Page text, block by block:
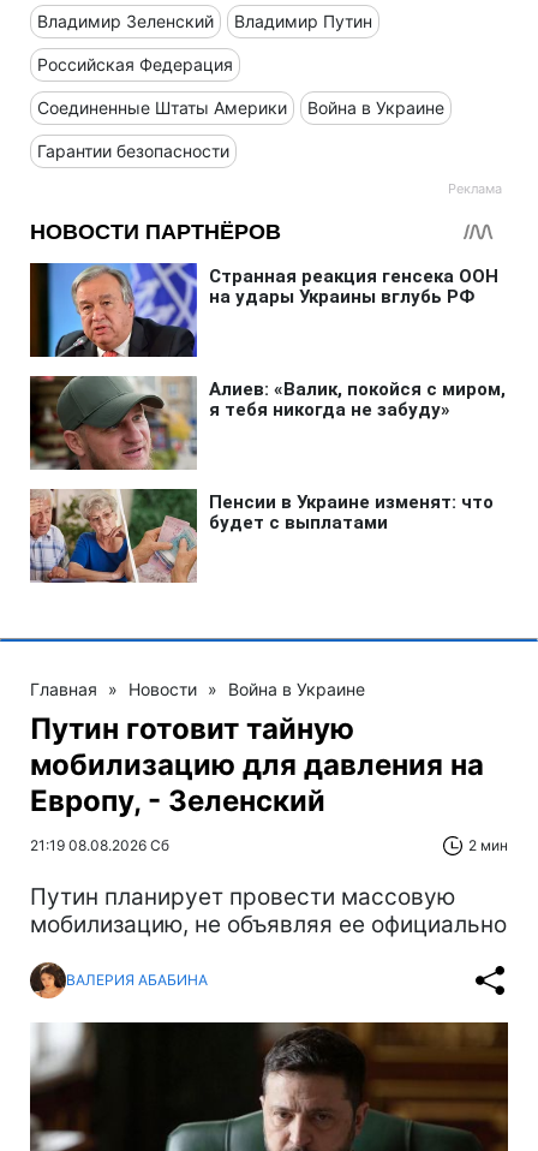
Владимир Зеленский Владимир Путин
Российская Федерация
Соединенные Штаты Америки Война в Украине
Гарантии безопасности
Главная » Новости » Война в Украине
Путин готовит тайную
мобилизацию для давления на
Европу, - Зеленский
21:19 08.08.2026 Сб 2 мин
Путин планирует провести массовую
мобилизацию, не объявляя ее официально
ВАЛЕРИЯ АБАБИНА